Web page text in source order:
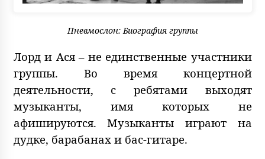
Пневмослон: Биография группы
Лорд и Ася – не единственные участники
группы. Во время концертной
деятельности, с ребятами выходят
музыканты, имя которых не
афишируются. Музыканты играют на
дудке, барабанах и бас-гитаре.